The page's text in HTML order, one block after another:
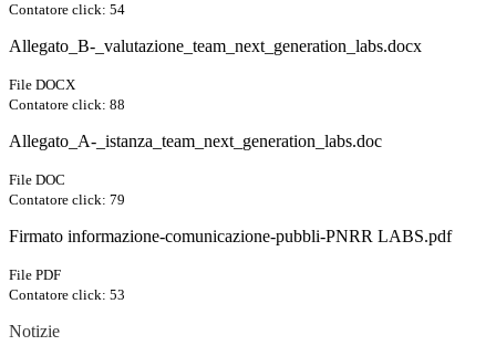
Contatore click: 54
Allegato_B-_valutazione_team_next_generation_labs.docx
File DOCX
Contatore click: 88
Allegato_A-_istanza_team_next_generation_labs.doc
File DOC
Contatore click: 79
Firmato informazione-comunicazione-pubbli-PNRR LABS.pdf
File PDF
Contatore click: 53
Notizie